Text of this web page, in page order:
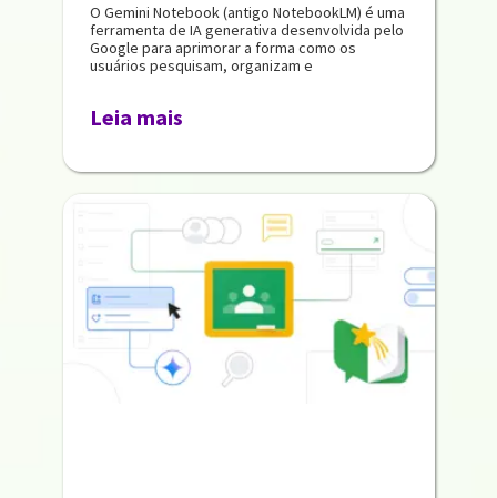
O Gemini Notebook (antigo NotebookLM) é uma
ferramenta de IA generativa desenvolvida pelo
Google para aprimorar a forma como os
usuários pesquisam, organizam e
Leia mais